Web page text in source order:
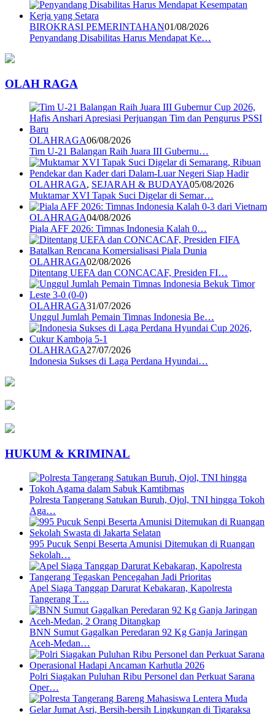
BIROKRASI PEMERINTAHAN01/08/2026
Penyandang Disabilitas Harus Mendapat Ke…
OLAH RAGA
OLAHRAGA06/08/2026
Tim U-21 Balangan Raih Juara III Gubernu…
OLAHRAGA, SEJARAH & BUDAYA05/08/2026
Muktamar XVI Tapak Suci Digelar di Semar…
OLAHRAGA04/08/2026
Piala AFF 2026: Timnas Indonesia Kalah 0…
OLAHRAGA02/08/2026
Ditentang UEFA dan CONCACAF, Presiden FI…
OLAHRAGA31/07/2026
Unggul Jumlah Pemain Timnas Indonesia Be…
OLAHRAGA27/07/2026
Indonesia Sukses di Laga Perdana Hyundai…
HUKUM & KRIMINAL
Polresta Tangerang Satukan Buruh, Ojol, TNI hingga Tokoh
Aga…
995 Pucuk Senpi Beserta Amunisi Ditemukan di Ruangan
Sekolah…
Apel Siaga Tanggap Darurat Kebakaran, Kapolresta
Tangerang T…
BNN Sumut Gagalkan Peredaran 92 Kg Ganja Jaringan
Aceh-Medan…
Polri Siagakan Puluhan Ribu Personel dan Perkuat Sarana
Oper…